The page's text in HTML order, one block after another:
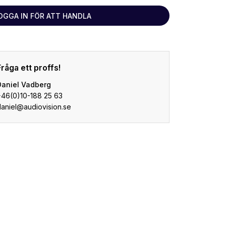
IN FÖR ATT HANDLA
ett proffs!
Vadberg
188 25 63